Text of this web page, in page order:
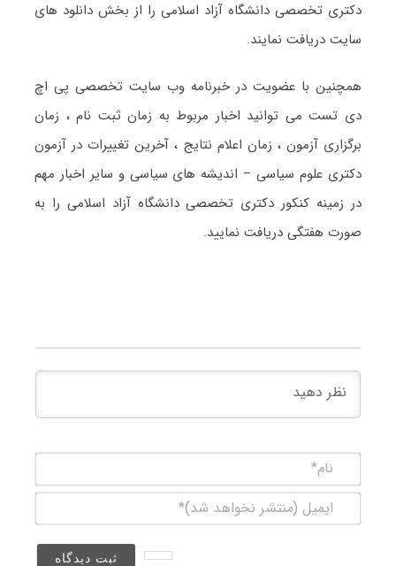
دکتری تخصصی دانشگاه آزاد اسلامی را از بخش دانلود های
سایت دریافت نمایند.
همچنین با عضویت در خبرنامه وب سایت تخصصی پی اچ
دی تست می توانید اخبار مربوط به زمان ثبت نام ، زمان
برگزاری آزمون ، زمان اعلام نتایج ، آخرین تغییرات در آزمون
دکتری علوم سیاسی – اندیشه های سیاسی و سایر اخبار مهم
در زمینه کنکور دکتری تخصصی دانشگاه آزاد اسلامی را به
صورت هفتگی دریافت نمایید.
(منتشر